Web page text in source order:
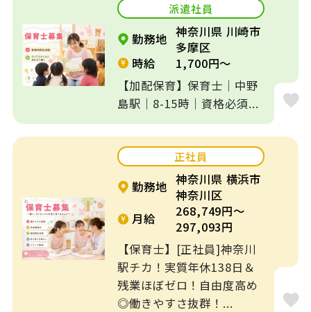
派遣社員
勤務地 神奈川県 川崎市
多摩区
時給
1,700円～
【加配保育】保育士｜中野
島駅｜8-15時｜資格必須...
正社員
勤務地 神奈川県 横浜市
神奈川区
月給
268,749円～
297,093円
【保育士】[正社員]神奈川
駅チカ！実質年休138日＆
残業ほぼゼロ！自由度高め
◎働きやすさ抜群！...